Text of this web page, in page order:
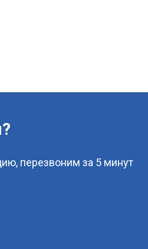
перезвоним за 5 минут